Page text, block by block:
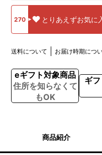
270 とりあえずお気に
送料について お届け時期につ
eギフト対象商品
住所を知らなくて
もOK
ギ
商品紹介